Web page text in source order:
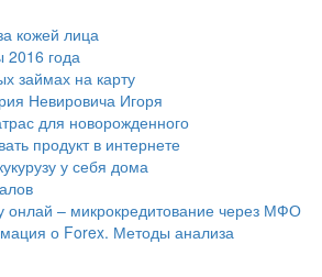
кожей лица
2016 года
займах на карту
Невировича Игоря
для новорожденного
продукт в интернете
у себя дома
онлай – микрокредитование через МФО
о Forex. Методы анализа